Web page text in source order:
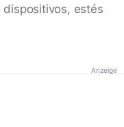
estés
Anzeige